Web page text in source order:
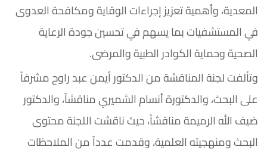
المعدية، وأهمية تعزيز إجراءات الوقاية ومكافحة العدوى
في المستشفيات بما يسهم في تحسين جودة الرعاية
الصحية وحماية الكوادر الطبية والمرضى.
وتألفت لجنة المناقشة من الدكتور أيمن عبد راوح مشرفاً
على البحث، والدكتورة أنسام الشميري مناقشاً، والدكتور
ضيف الله الرميمة مناقشاً، حيث ناقشت اللجنة محتوى
البحث ومنهجيته العلمية، وقدمت عدداً من الملاحظات